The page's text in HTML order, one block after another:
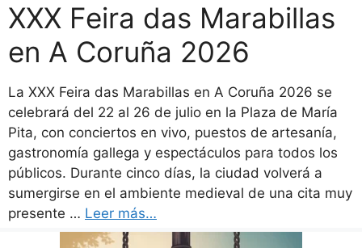
XXX Feira das Marabillas
en A Coruña 2026
La XXX Feira das Marabillas en A Coruña 2026 se
celebrará del 22 al 26 de julio en la Plaza de María
Pita, con conciertos en vivo, puestos de artesanía,
gastronomía gallega y espectáculos para todos los
públicos. Durante cinco días, la ciudad volverá a
sumergirse en el ambiente medieval de una cita muy
presente … Leer más…